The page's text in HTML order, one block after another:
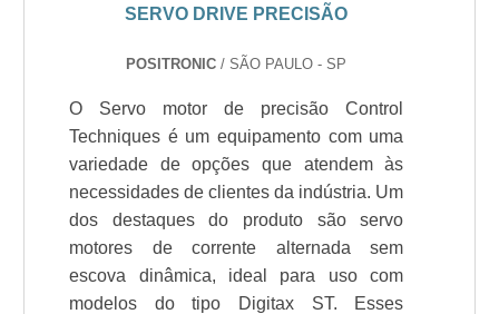
SERVO DRIVE PRECISÃO
POSITRONIC / SÃO PAULO - SP
O Servo motor de precisão Control
Techniques é um equipamento com uma
variedade de opções que atendem às
necessidades de clientes da indústria. Um
dos destaques do produto são servo
motores de corrente alternada sem
escova dinâmica, ideal para uso com
modelos do tipo Digitax ST. Esses